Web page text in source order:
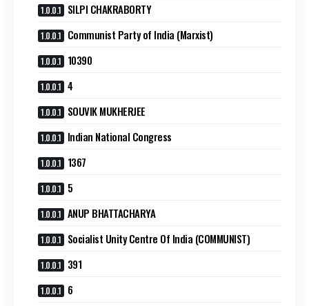
SILPI CHAKRABORTY
Communist Party of India (Marxist)
10390
4
SOUVIK MUKHERJEE
Indian National Congress
1367
5
ANUP BHATTACHARYA
Socialist Unity Centre Of India (COMMUNIST)
391
6